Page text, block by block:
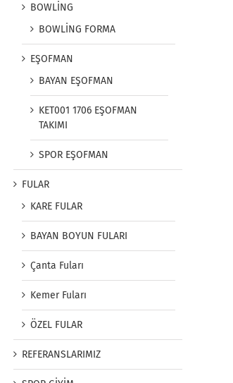
BOWLİNG
BOWLİNG FORMA
EŞOFMAN
BAYAN EŞOFMAN
KET001 1706 EŞOFMAN
TAKIMI
SPOR EŞOFMAN
FULAR
KARE FULAR
BAYAN BOYUN FULARI
Çanta Fuları
Kemer Fuları
ÖZEL FULAR
REFERANSLARIMIZ